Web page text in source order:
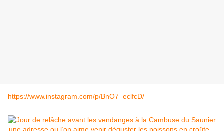
https://www.instagram.com/p/BnO7_eclfcD/